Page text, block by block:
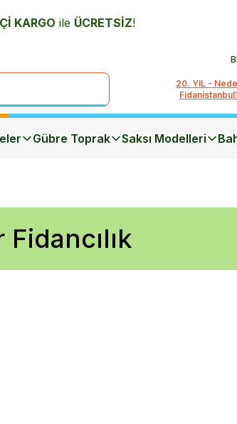
KARGO ile ÜCRETSİZ!
20. YIL -
Gübre Toprak Saksı Modelleri
Fidancılık